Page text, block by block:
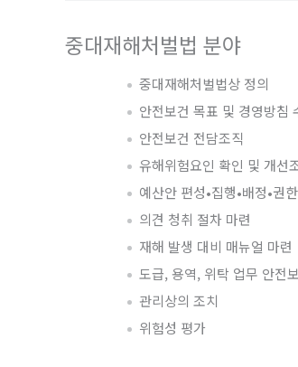
중대재해처벌법 분야
중대재해처벌법상 정의
안전보건 목표 및 경영방침
안전보건 전담조직
유해위험요인 확인 및 개선
예산안 편성•집행•배정•권
의견 청취 절차 마련
재해 발생 대비 매뉴얼 마련
도급, 용역, 위탁 업무 안전
관리상의 조치
위험성 평가